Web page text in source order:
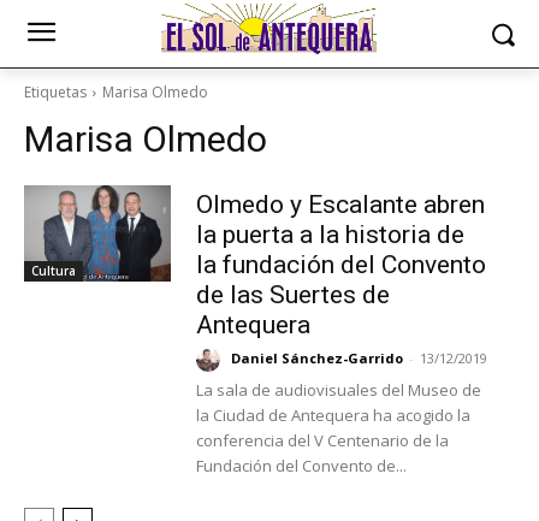
Etiquetas Marisa Olmedo
Marisa Olmedo
Cultura
Olmedo y Escalante abren
la puerta a la historia de
la fundación del Convento
de las Suertes de
Antequera
Daniel Sánchez-Garrido - 13/12/2019
La sala de audiovisuales del Museo de
la Ciudad de Antequera ha acogido la
conferencia del V Centenario de la
Fundación del Convento de...